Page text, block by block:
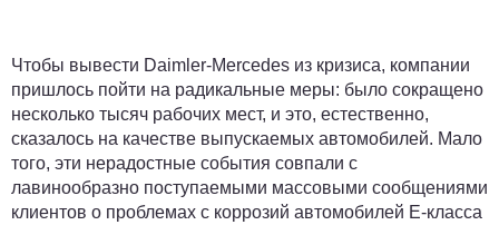
Чтобы вывести Daimler-Mercedes из кризиса, компании
пришлось пойти на радикальные меры: было сокращено
несколько тысяч рабочих мест, и это, естественно,
сказалось на качестве выпускаемых автомобилей. Мало
того, эти нерадостные события совпали с
лавинообразно поступаемыми массовыми сообщениями
клиентов о проблемах с коррозий автомобилей Е-класса